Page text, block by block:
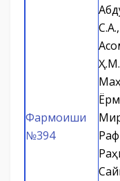
Фармоиши
№394
С.А.,